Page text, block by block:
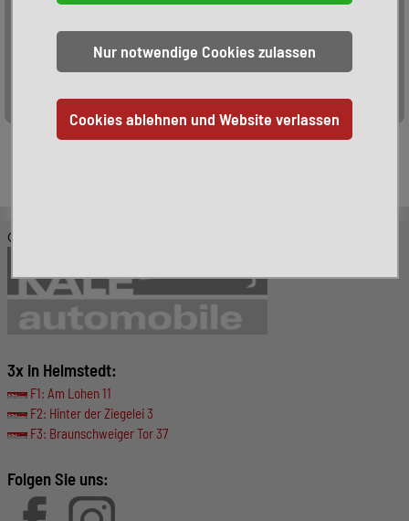
Sortieren:
© KALE-Automobile GmbH
3x in Helmstedt:
F1: Am Lohen 11
F2: Hinter der Ziegelei 3
F3: Braunschweiger Tor 37
Folgen Sie uns: